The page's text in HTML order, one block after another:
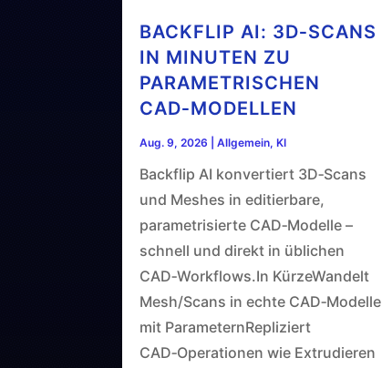
BACKFLIP AI: 3D‑SCANS
IN MINUTEN ZU
PARAMETRISCHEN
CAD‑MODELLEN
Aug. 9, 2026 |Allgemein,KI
Backflip AI konvertiert 3D‑Scans
und Meshes in editierbare,
parametrisierte CAD‑Modelle –
schnell und direkt in üblichen
CAD‑Workflows.In KürzeWandelt
Mesh/Scans in echte CAD‑Modelle
mit ParameternRepliziert
CAD‑Operationen wie Extrudieren